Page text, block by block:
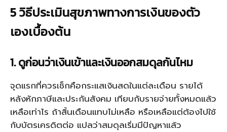
5 วิธีประเมินสุขภาพทางการเงินของตัว
เองเบื้องต้น
1. ดูก่อนว่าเงินเข้าและเงินออกสมดุลกันไหม
จุดแรกที่ควรเช็กคือกระแสเงินสดในแต่ละเดือน รายได้
หลังหักภาษีและประกันสังคม เทียบกับรายจ่ายทั้งหมดแล้ว
เหลือเท่าไร ถ้าสิ้นเดือนแทบไม่เหลือ หรือเหลือแต่ต้องไปใช้
กับบัตรเครดิตต่อ แปลว่าสมดุลเริ่มมีปัญหาแล้ว